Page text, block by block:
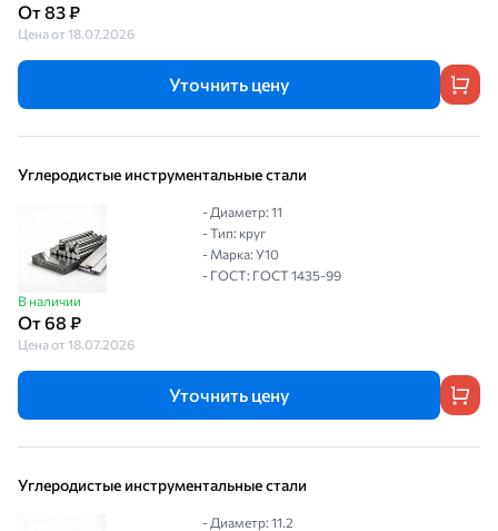
От 83 ₽
Цена от 18.07.2026
Уточнить цену
Углеродистые инструментальные стали
В наличии
От 68 ₽
Цена от 18.07.2026
- Диаметр: 11
- Тип: круг
- Марка: У10
- ГОСТ: ГОСТ 1435-99
Уточнить цену
Углеродистые инструментальные стали
- Диаметр: 11.2